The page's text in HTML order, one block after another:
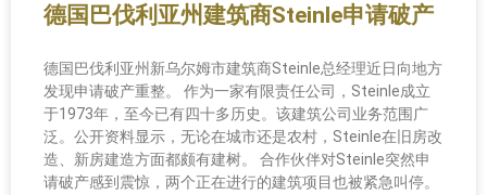
德国巴伐利亚州建筑商Steinle申请破产
德国巴伐利亚州新乌尔姆市建筑商Steinle总经理近日向地方
发现申请破产重整。 作为一家有限责任公司，Steinle成立
于1973年，至今已有四十多历史。该建筑公司业务范围广
泛。公开资料显示，无论在城市还是农村，Steinle在旧房改
造、新房建造方面都颇有建树。 合作伙伴对Steinle突然申
请破产感到震惊，两个正在进行的建筑项目也被紧急叫停。